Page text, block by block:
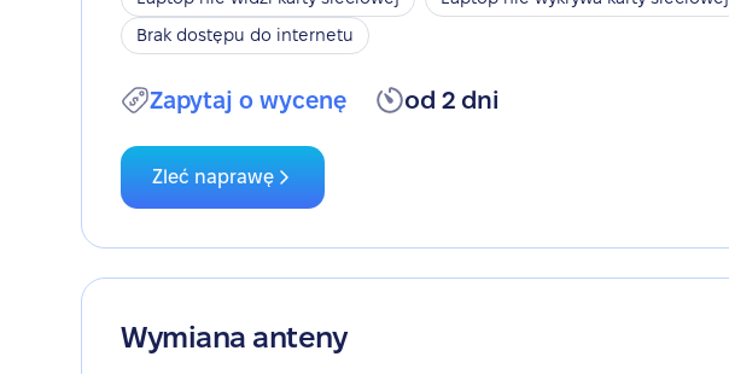
Brak dostępu do internetu
Zapytaj o wycenę od 2 dni
Zleć naprawę
Wymiana anteny